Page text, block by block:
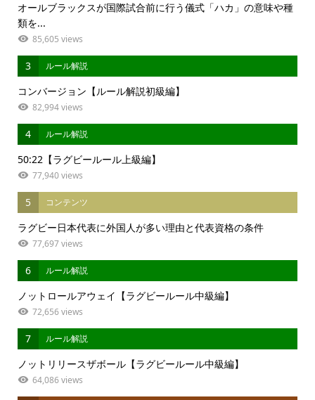
オールブラックスが国際試合前に行う儀式「ハカ」の意味や種
類を...
85,605 views
3 ルール解説
コンバージョン【ルール解説初級編】
82,994 views
4 ルール解説
50:22【ラグビールール上級編】
77,940 views
5 コンテンツ
ラグビー日本代表に外国人が多い理由と代表資格の条件
77,697 views
6 ルール解説
ノットロールアウェイ【ラグビールール中級編】
72,656 views
7 ルール解説
ノットリリースザボール【ラグビールール中級編】
64,086 views